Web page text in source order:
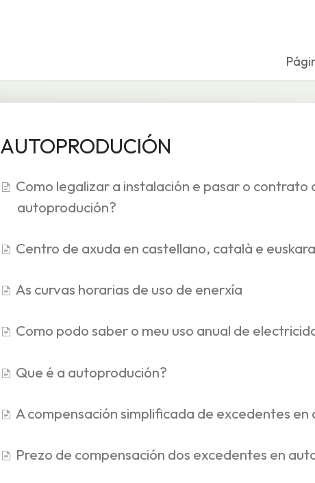
AUTOPRODUCIÓN
Como legalizar a instalación e pasar o contrato
autoprodución?
Centro de axuda en castellano, català e euskara
As curvas horarias de uso de enerxía
Como podo saber o meu uso anual de
Que é a autoprodución?
A compensación simplificada de excedentes
Prezo de compensación dos excedentes en